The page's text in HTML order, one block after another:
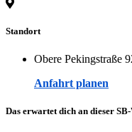
Standort
Obere Pekingstraße
Anfahrt planen
Das erwartet dich an dieser